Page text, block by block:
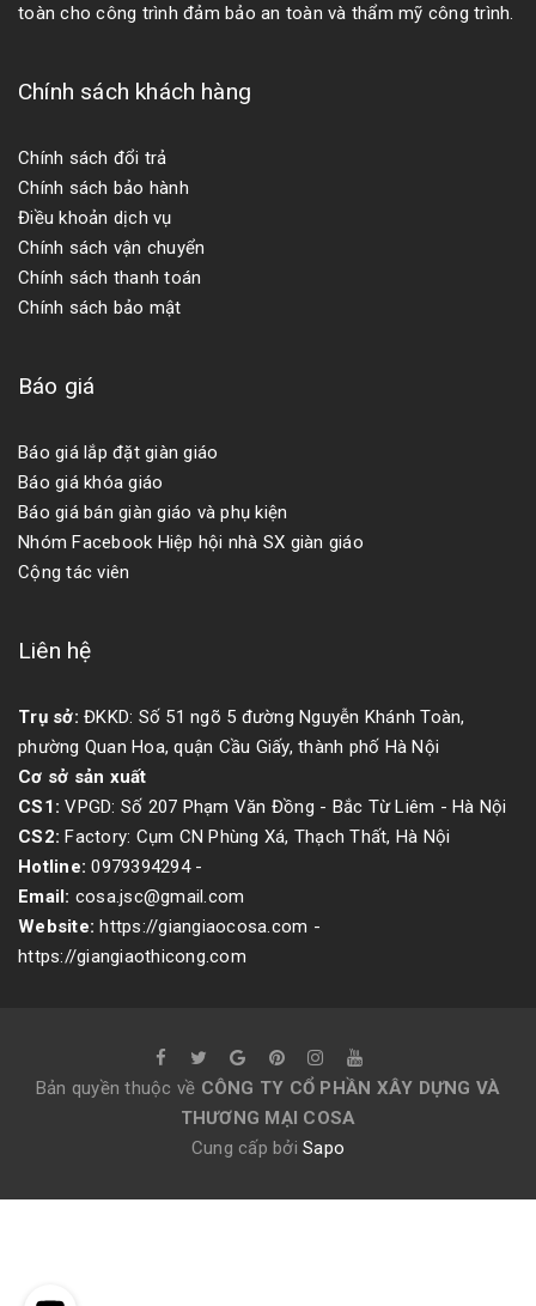
toàn cho công trình đảm bảo an toàn và thẩm mỹ công trình.
Chính sách khách hàng
Chính sách đổi trả
Chính sách bảo hành
Điều khoản dịch vụ
Chính sách vận chuyển
Chính sách thanh toán
Chính sách bảo mật
Báo giá
Báo giá lắp đặt giàn giáo
Báo giá khóa giáo
Báo giá bán giàn giáo và phụ kiện
Nhóm Facebook Hiệp hội nhà SX giàn giáo
Cộng tác viên
Liên hệ
Trụ sở: ĐKKD: Số 51 ngõ 5 đường Nguyễn Khánh Toàn,
phường Quan Hoa, quận Cầu Giấy, thành phố Hà Nội
Cơ sở sản xuất
CS1: VPGD: Số 207 Phạm Văn Đồng - Bắc Từ Liêm - Hà Nội
CS2: Factory: Cụm CN Phùng Xá, Thạch Thất, Hà Nội
Hotline:0979394294-
Email: cosa.jsc@gmail.com
Website:https://giangiaocosa.com -
https://giangiaothicong.com
Bản quyền thuộc về CÔNG TY CỔ PHẦN XÂY DỰNG VÀ
THƯƠNG MẠI COSA
Cung cấp bởiSapo